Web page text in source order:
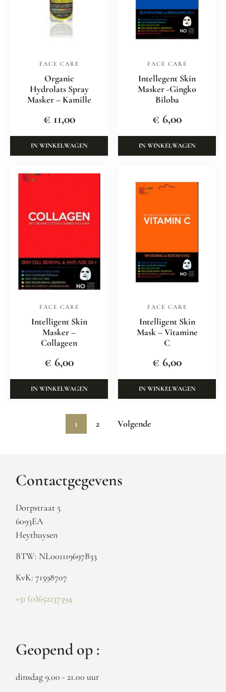
FACE CARE
Organic
Hydrolats Spray
Masker – Kamille
€ 11,00
IN WINKELWAGEN
FACE CARE
Intellegent Skin
Masker -Gingko
Biloba
€ 6,00
IN WINKELWAGEN
FACE CARE
Intelligent Skin
Masker –
Collageen
€ 6,00
IN WINKELWAGEN
FACE CARE
Intelligent Skin
Mask – Vitamine
C
€ 6,00
IN WINKELWAGEN
1 2 Volgende
Contactgegevens
Dorpstraat 5
6093EA
Heythuysen
BTW: NL001119697B33
KvK: 71598707
+31 (0)652237394
Geopend op :
dinsdag 9.00 - 21.00 uur